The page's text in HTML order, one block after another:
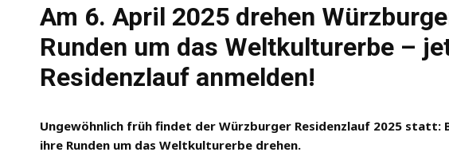
Am 6. April 2025 drehen
Runden um das Weltkulturerbe –
Residenzlauf anmelden!
Ungewöhnlich früh findet der Würzburger Residenzlauf 2025
ihre Runden um das Weltkulturerbe drehen.